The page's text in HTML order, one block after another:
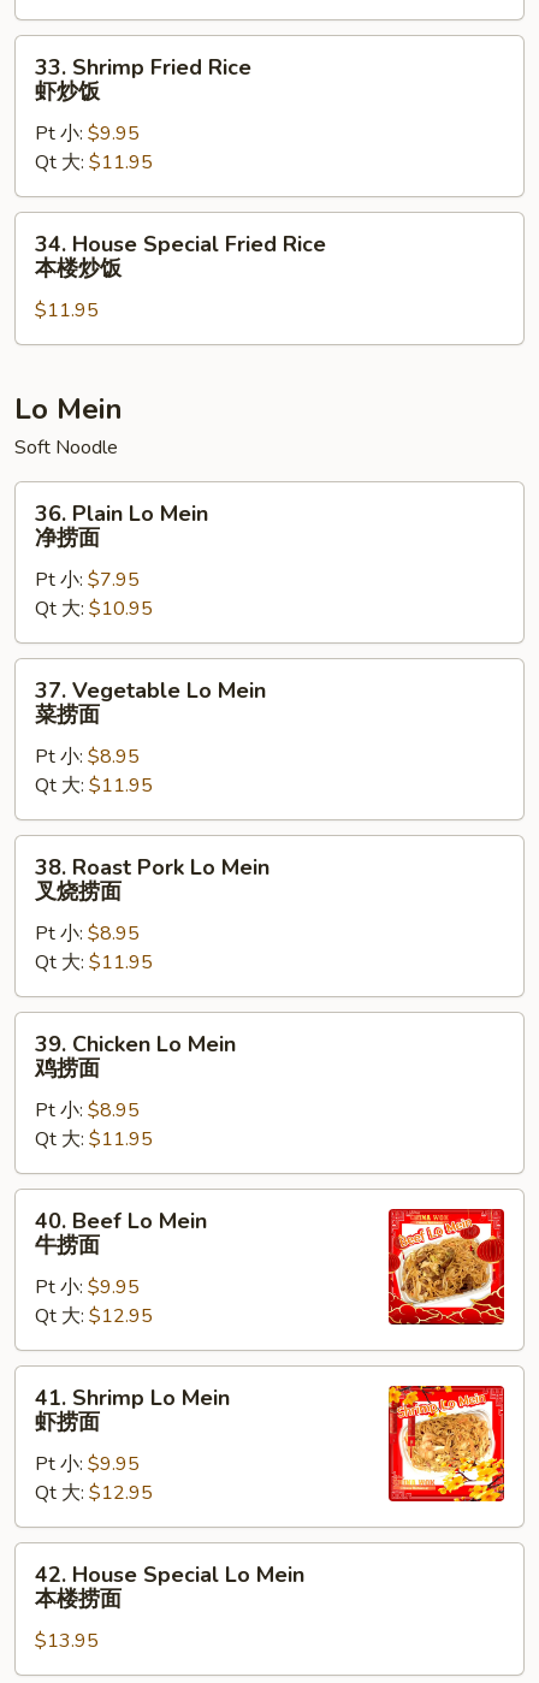
炒
饭
33.
Shrimp
Fried
Rice
炒
饭
33. Shrimp Fried Rice
虾炒饭
Pt 小: $9.95
Qt 大: $11.95
34.
House
Special
Fried
Rice
楼
炒
饭
34. House Special Fried Rice
本楼炒饭
$11.95
Lo Mein
Soft Noodle
36.
Plain
Lo
Mein
捞
面
36. Plain Lo Mein
净捞面
Pt 小: $7.95
Qt 大: $10.95
37.
Vegetable
Lo
Mein
捞
面
37. Vegetable Lo Mein
菜捞面
Pt 小: $8.95
Qt 大: $11.95
38.
Roast
Pork
Mein
叉
烧
38. Roast Pork Lo Mein
叉烧捞面
Pt 小: $8.95
Qt 大: $11.95
39.
Chicken
Lo
Mein
捞
面
39. Chicken Lo Mein
鸡捞面
Pt 小: $8.95
Qt 大: $11.95
40.
Beef
Mein
捞
面
40. Beef Lo Mein
牛捞面
Pt 小: $9.95
Qt 大: $12.95
41.
Shrimp
Lo
Mein
捞
面
41. Shrimp Lo Mein
虾捞面
Pt 小: $9.95
Qt 大: $12.95
42.
House
Special
Lo
Mein
42. House Special Lo Mein
本楼捞面
$13.95